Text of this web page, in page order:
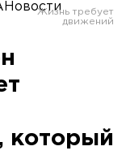
который